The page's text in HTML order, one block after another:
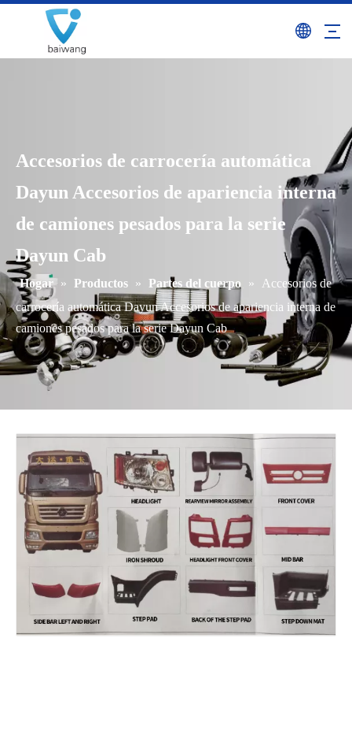
Accesorios de carrocería automática
Dayun Accesorios de apariencia interna
de camiones pesados ​​para la serie
Dayun Cab
Hogar » Productos » Partes del cuerpo »
Accesorios de
carrocería automática Dayun Accesorios de apariencia interna de
camiones pesados ​​para la serie Dayun Cab